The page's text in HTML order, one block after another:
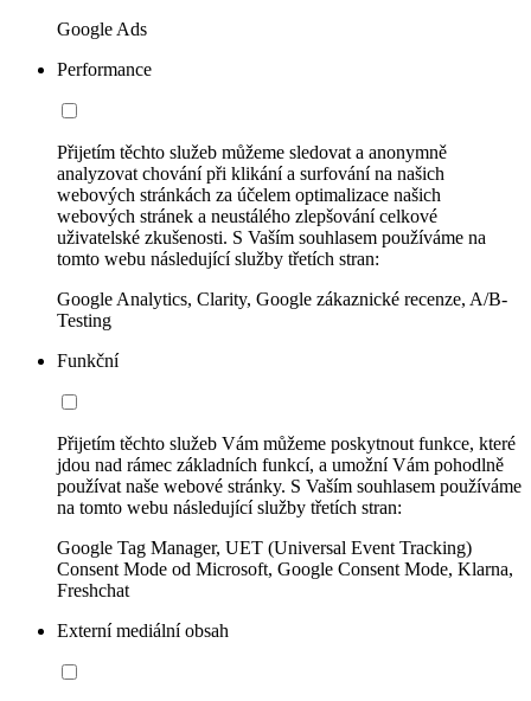
Google Ads
Performance
Přijetím těchto služeb můžeme sledovat a anonymně
analyzovat chování při klikání a surfování na našich
webových stránkách za účelem optimalizace našich
webových stránek a neustálého zlepšování celkové
uživatelské zkušenosti. S Vaším souhlasem používáme na
tomto webu následující služby třetích stran:
Google Analytics, Clarity, Google zákaznické recenze, A/B-
Testing
Funkční
Přijetím těchto služeb Vám můžeme poskytnout funkce, které
jdou nad rámec základních funkcí, a umožní Vám pohodlně
používat naše webové stránky. S Vaším souhlasem používáme
na tomto webu následující služby třetích stran:
Google Tag Manager, UET (Universal Event Tracking)
Consent Mode od Microsoft, Google Consent Mode, Klarna,
Freshchat
Externí mediální obsah